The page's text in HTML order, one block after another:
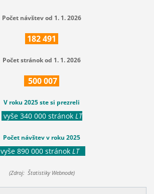
Počet návštev od 1. 1. 2026
182491
Počet stránok od 1. 1. 2026
500007
V roku 2025 ste si prezreli
vyše 340 000 stránok LT
Počet návštev v roku 2025
vyše 890 000 stránok LT
(Zdroj: Štatistiky Webnode)